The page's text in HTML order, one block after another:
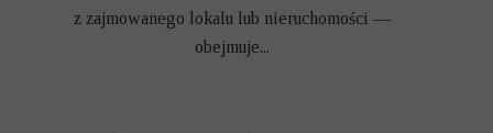
z zajmowanego lokalu lub nieruchomości —
obejmuje...